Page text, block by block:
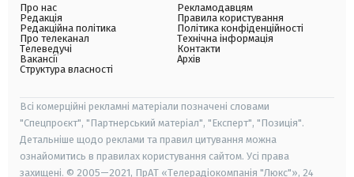
Про нас
Редакція
Редакційна політика
Про телеканал
Телеведучі
Вакансії
Структура власності
Рекламодавцям
Правила користування
Політика конфіденційності
Технічна інформація
Контакти
Архів
Всі комерційні рекламні матеріали позначені словами
"Спецпроєкт", "Партнерський матеріал", "Експерт", "Позиція".
Детальніше щодо реклами та правил цитування можна
ознайомитись в правилах користування сайтом. Усі права
захищені. © 2005—2021, ПрАТ «Телерадіокомпанія "Люкс"», 24